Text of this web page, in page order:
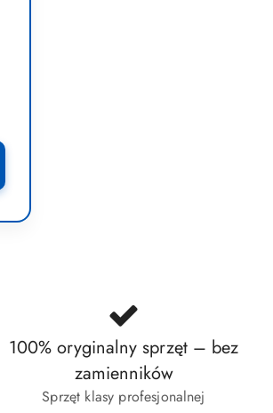
100% oryginalny sprzęt – bez
zamienników
Sprzęt klasy profesjonalnej